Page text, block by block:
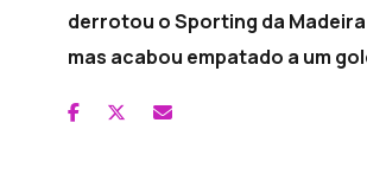
derrotou o Sporting da
mas acabou empatado a um